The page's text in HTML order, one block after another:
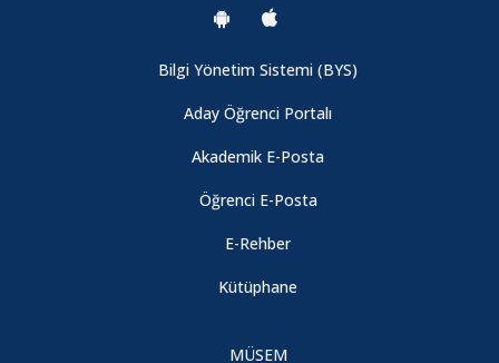
Bilgi Yönetim Sistemi (BYS)
Aday Öğrenci Portalı
Akademik E-Posta
Öğrenci E-Posta
E-Rehber
Kütüphane
MÜSEM